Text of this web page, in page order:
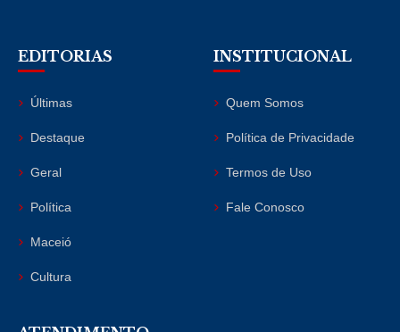
EDITORIAS
Últimas
Destaque
Geral
Política
Maceió
Cultura
INSTITUCIONAL
Quem Somos
Política de Privacidade
Termos de Uso
Fale Conosco